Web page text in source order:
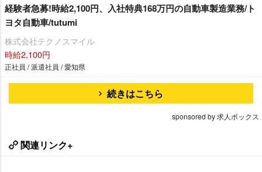
経験者急募!時給2,100円、入社特典168万円の自動車製造業務/ト
ヨタ自動車/tutumi
株式会社テクノスマイル
時給2,100円
正社員 / 派遣社員 / 愛知県
続きはこちら
sponsored by 求人ボックス
関連リンク+